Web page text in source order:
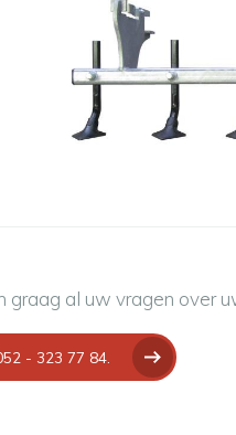
al uw vragen over
- 323 77 84.